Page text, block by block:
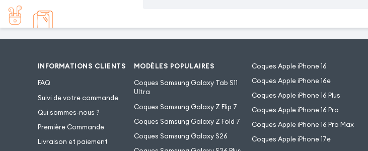
INFORMATIONS CLIENTS
FAQ
Suivi de votre commande
Qui sommes-nous ?
Première Commande
Livraison et paiement
MODÈLES POPULAIRES
Coques Samsung Galaxy Tab S11
Ultra
Coques Samsung Galaxy Z Flip 7
Coques Samsung Galaxy Z Fold 7
Coques Samsung Galaxy S26
Coques Apple iPhone 16
Coques Apple iPhone 16e
Coques Apple iPhone 16 Plus
Coques Apple iPhone 16 Pro
Coques Apple iPhone 16 Pro Max
Coques Apple iPhone 17e